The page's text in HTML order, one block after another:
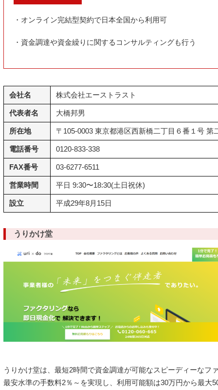
・オンライン完結型契約で日本全国から利用可
・資金調達や資金繰りに関するコンサルティングも行う
会社名 株式会社エーストラスト
代表者名 大橋邦男
所在地 〒105-0003 東京都港区西新橋二丁目６番１号 第
電話番号 0120-833-338
FAX番号 03-6277-6511
営業時間 平日 9:30〜18:30(土日祝休)
設立 平成29年8月15日
うりかけ堂
うりかけ堂は、最短2時間で資金調達が可能なスピーディーなフ
最安水準の手数料2％～を実現し、利用可能額は30万円から最大